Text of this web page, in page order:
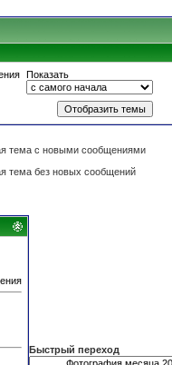
Показать
тема с новыми сообщениями
тема без новых сообщений
Быстрый переход